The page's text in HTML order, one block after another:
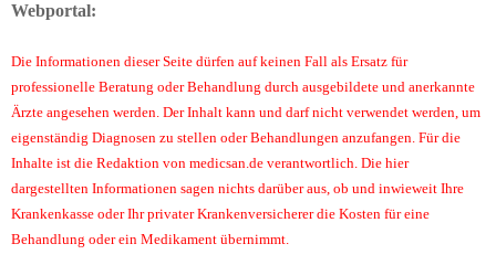
Webportal:
Die Informationen dieser Seite dürfen auf keinen Fall als Ersatz für
professionelle Beratung oder Behandlung durch ausgebildete und anerkannte
Ärzte angesehen werden. Der Inhalt kann und darf nicht verwendet werden, um
eigenständig Diagnosen zu stellen oder Behandlungen anzufangen. Für die
Inhalte ist die Redaktion von medicsan.de verantwortlich. Die hier
dargestellten Informationen sagen nichts darüber aus, ob und inwieweit Ihre
Krankenkasse oder Ihr privater Krankenversicherer die Kosten für eine
Behandlung oder ein Medikament übernimmt.